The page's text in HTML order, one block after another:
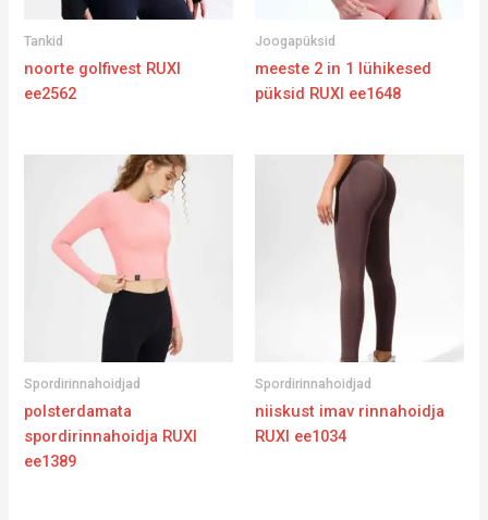
Tankid
noorte golfivest RUXI
ee2562
Joogapüksid
meeste 2 in 1 lühikesed
püksid RUXI ee1648
Spordirinnahoidjad
polsterdamata
spordirinnahoidja RUXI
ee1389
Spordirinnahoidjad
niiskust imav rinnahoidja
RUXI ee1034